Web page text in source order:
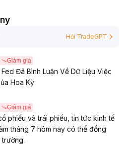
Hỏi TradeGPT
Giảm giá
Đã Bình Luận Về Dữ Liệu Việc
Hoa Kỳ
Giảm giá
phiếu và trái phiếu, tin tức kinh tế
tháng 7 hôm nay có thể đồng